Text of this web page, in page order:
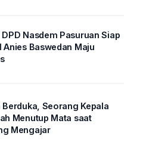
DPD Nasdem Pasuruan Siap
Anies Baswedan Maju
Seorang Kepala
Menutup Mata saat
Mengajar